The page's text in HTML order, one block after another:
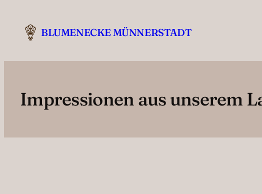
Inhalt
springen
BLUMENECKE MÜNNERSTADT
Impressionen aus unserem